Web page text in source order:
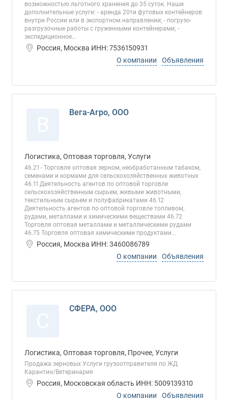
возможностью льготного хранения до 35 суток. Наши
дополнительные услуги: - аренда 20ти футовых контейнеров
внутри России или в экспортном направлении; - погрузо-
разгрузочные работы с груженными контейнерами; -
экспедиционное...
Россия, Москва ИНН: 7536150931
О компании
Объявления
Вега-Агро, ООО
Логистика, Оптовая торговля, Услуги
46.21 - Торговля оптовая зерном, необработанным табаком,
семенами и кормами для сельскохозяйственных животных
46.11 Деятельность агентов по оптовой торговле
сельскохозяйственным сырьем, живыми животными,
текстильным сырьем и полуфабрикатами 46.12
Деятельность агентов по оптовой торговле топливом,
рудами, металлами и химическими веществами 46.72
Торговля оптовая металлами и металлическими рудами
46.75 Торговля оптовая химическими продуктами...
Россия, Москва ИНН: 3460086789
О компании
Объявления
СФЕРА, ООО
Логистика, Оптовая торговля, Прочее, Услуги
Продажа зерновых Услуги грузоотправителя по ЖД
Карантин/Ветеринария
Россия, Московская область ИНН: 5009139310
О компании
Объявления